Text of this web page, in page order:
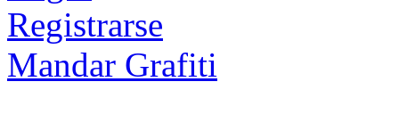
Registrarse
Mandar Grafiti